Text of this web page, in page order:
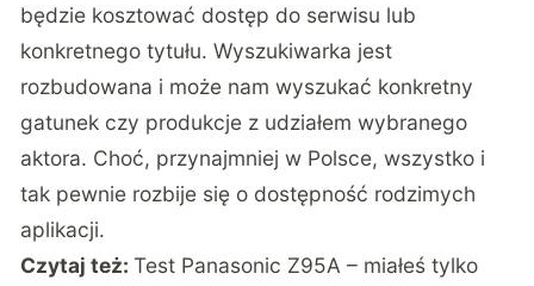
będzie kosztować dostęp do serwisu lub
konkretnego tytułu. Wyszukiwarka jest
rozbudowana i może nam wyszukać konkretny
gatunek czy produkcje z udziałem wybranego
aktora. Choć, przynajmniej w Polsce, wszystko i
tak pewnie rozbije się o dostępność rodzimych
aplikacji.
Czytaj też:Test Panasonic Z95A – miałeś tylko